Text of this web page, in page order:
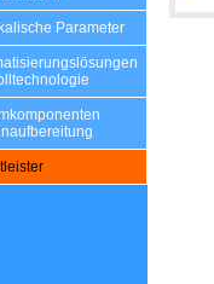
Parameter